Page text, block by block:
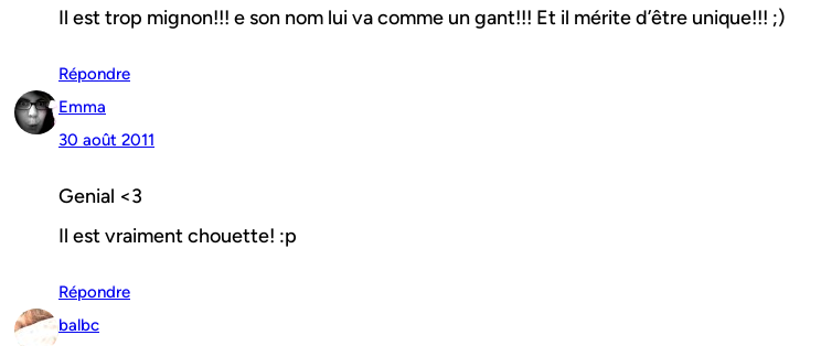
Il est trop mignon!!! e son nom lui va comme un gant!!! Et il mérite d’être unique!!! ;)
Répondre
Emma
30 août 2011
Genial <3
Il est vraiment chouette! :p
Répondre
balbc